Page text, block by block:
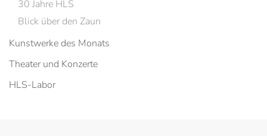
30 Jahre HLS
Blick über den Zaun
Kunstwerke des Monats
Theater und Konzerte
HLS-Labor